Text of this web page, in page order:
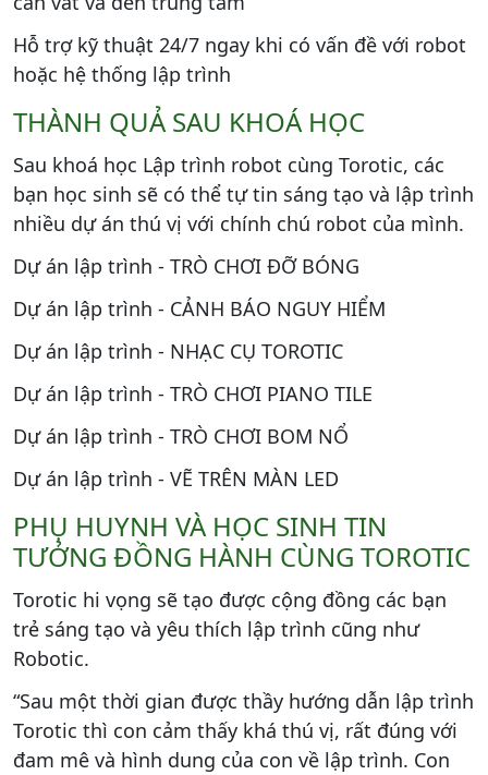
Hỗ trợ kỹ thuật 24/7 ngay khi có vấn đề với robot
hoặc hệ thống lập trình
THÀNH QUẢ SAU KHOÁ HỌC
Sau khoá học Lập trình robot cùng Torotic, các
bạn học sinh sẽ có thể tự tin sáng tạo và lập trình
nhiều dự án thú vị với chính chú robot của mình.
Dự án lập trình - TRÒ CHƠI ĐỠ BÓNG
Dự án lập trình - CẢNH BÁO NGUY HIỂM
Dự án lập trình - NHẠC CỤ TOROTIC
Dự án lập trình - TRÒ CHƠI PIANO TILE
Dự án lập trình - TRÒ CHƠI BOM NỔ
Dự án lập trình - VẼ TRÊN MÀN LED
PHỤ HUYNH VÀ HỌC SINH TIN
TƯỞNG ĐỒNG HÀNH CÙNG TOROTIC
Torotic hi vọng sẽ tạo được cộng đồng các bạn
trẻ sáng tạo và yêu thích lập trình cũng như
Robotic.
“Sau một thời gian được thầy hướng dẫn lập trình
Torotic thì con cảm thấy khá thú vị, rất đúng với
đam mê và hình dung của con về lập trình. Con